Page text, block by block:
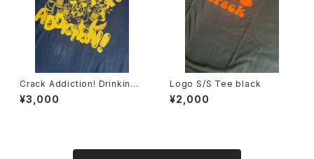
Crack Addiction! Drinking
Dogs Tee slate grey Lサイ
ズ
¥3,000
Logo S/S Tee black
¥2,000